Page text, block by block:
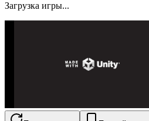
Загрузка игры...